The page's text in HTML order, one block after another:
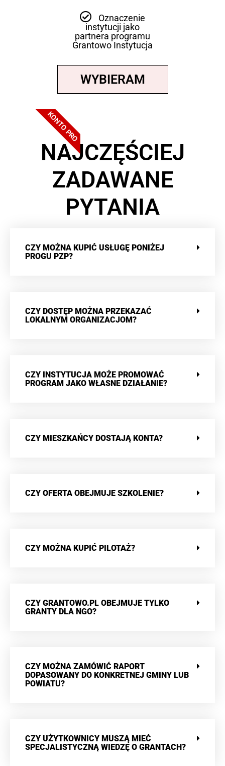
Oznaczenie
instytucji jako
partnera programu
Grantowo Instytucja
WYBIERAM
KONTO PRO
NAJCZĘŚCIEJ
ZADAWANE
PYTANIA
CZY MOŻNA KUPIĆ USŁUGĘ PONIŻEJ
PROGU PZP?
CZY DOSTĘP MOŻNA PRZEKAZAĆ
LOKALNYM ORGANIZACJOM?
CZY INSTYTUCJA MOŻE PROMOWAĆ
PROGRAM JAKO WŁASNE DZIAŁANIE?
CZY MIESZKAŃCY DOSTAJĄ KONTA?
CZY OFERTA OBEJMUJE SZKOLENIE?
CZY MOŻNA KUPIĆ PILOTAŻ?
CZY GRANTOWO.PL OBEJMUJE TYLKO
GRANTY DLA NGO?
CZY MOŻNA ZAMÓWIĆ RAPORT
DOPASOWANY DO KONKRETNEJ GMINY LUB
POWIATU?
CZY UŻYTKOWNICY MUSZĄ MIEĆ
SPECJALISTYCZNĄ WIEDZĘ O GRANTACH?